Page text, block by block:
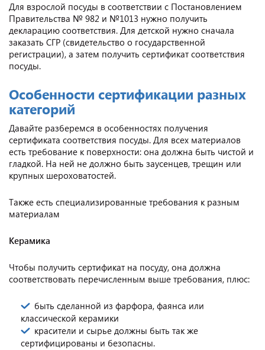
Для взрослой посуды в соответствии с Постановлением
Правительства № 982 и №1013 нужно получить
декларацию соответствия. Для детской нужно сначала
заказать СГР (свидетельство о государственной
регистрации), а затем получить сертификат соответствия
посуды.
Особенности сертификации разных
категорий
Давайте разберемся в особенностях получения
сертификата соответствия посуды. Для всех материалов
есть требование к поверхности: она должна быть чистой и
гладкой. На ней не должно быть заусенцев, трещин или
крупных шероховатостей.
Также есть специализированные требования к разным
материалам
Керамика
Чтобы получить сертификат на посуду, она должна
соответствовать перечисленным выше требования, плюс:
быть сделанной из фарфора, фаянса или
классической керамики
красители и сырье должны быть так же
сертифицированы и безопасны.